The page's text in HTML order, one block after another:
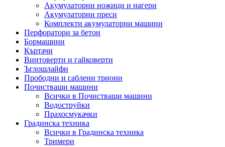
Акумулаторни ножици и нагери
Акумулаторни преси
Комплекти акумулаторни машини
Перфоратори за бетон
Бормашини
Къртачи
Винтоверти и гайковерти
Ъглошлайфи
Прободни и саблени триони
Почистващи машини
Всички в Почистващи машини
Водоструйки
Прахосмукачки
Градинска техника
Всички в Градинска техника
Тримери